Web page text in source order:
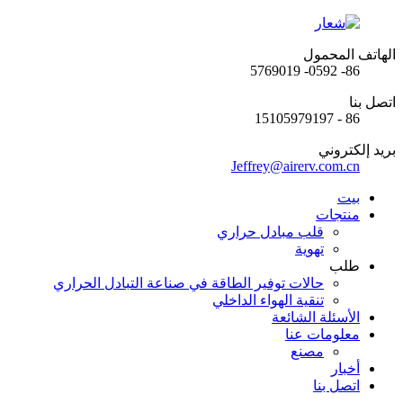
الهاتف المحمول
86- 0592- 5769019
اتصل بنا
86 - 15105979197
بريد إلكتروني
Jeffrey@airerv.com.cn
بيت
منتجات
قلب مبادل حراري
تهوية
طلب
حالات توفير الطاقة في صناعة التبادل الحراري
تنقية الهواء الداخلي
الأسئلة الشائعة
معلومات عنا
مصنع
أخبار
اتصل بنا